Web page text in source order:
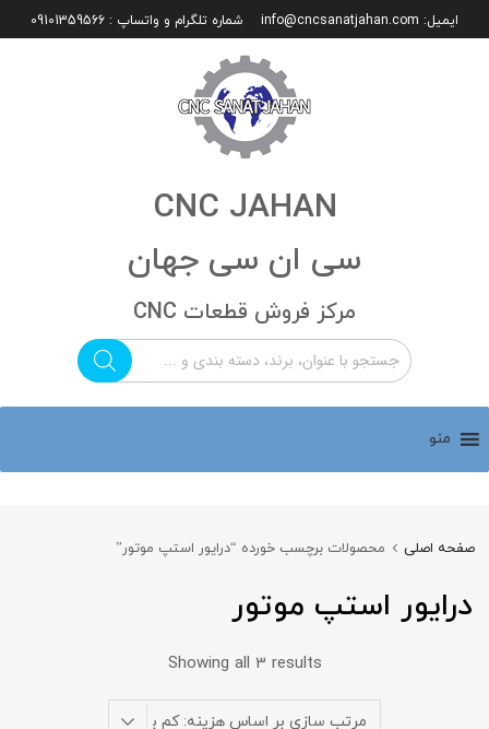
ایمیل: info@cncsanatjahan.com شماره تلگرام و واتساپ : 09101359566
CNC JAHAN
سی ان سی جهان
مرکز فروش قطعات CNC
منو
صفحه اصلی محصولات برچسب خورده “درایور استپ موتور”
درایور استپ موتور
Showing all 3 results